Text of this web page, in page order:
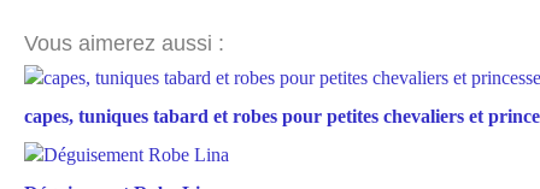
Vous aimerez aussi :
capes, tuniques tabard et robes pour petites chevaliers et